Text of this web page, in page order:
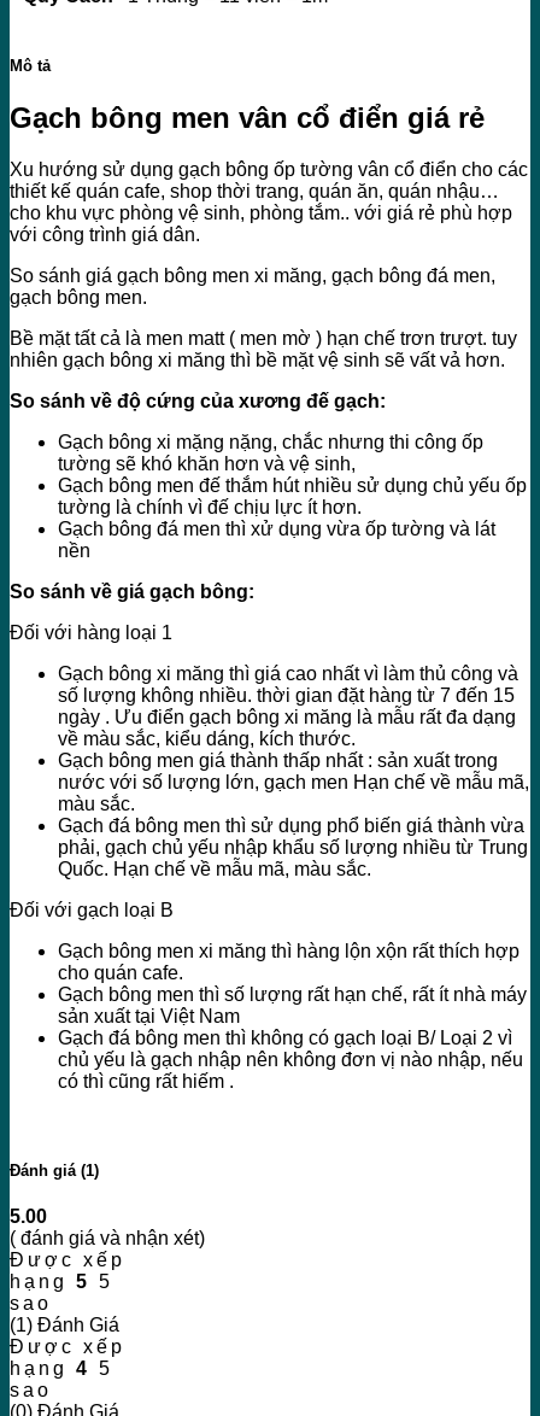
Mô tả
Gạch bông men vân cổ điển giá rẻ
Xu hướng sử dụng gạch bông ốp tường vân cổ điển cho các
thiết kế quán cafe, shop thời trang, quán ăn, quán nhậu…
cho khu vực phòng vệ sinh, phòng tắm.. với giá rẻ phù hợp
với công trình giá dân.
So sánh giá gạch bông men xi măng, gạch bông đá men,
gạch bông men.
Bề mặt tất cả là men matt ( men mờ ) hạn chế trơn trượt. tuy
nhiên gạch bông xi măng thì bề mặt vệ sinh sẽ vất vả hơn.
So sánh về độ cứng của xương đế gạch:
Gạch bông xi mặng nặng, chắc nhưng thi công ốp
tường sẽ khó khăn hơn và vệ sinh,
Gạch bông men đế thắm hút nhiều sử dụng chủ yếu ốp
tường là chính vì đế chịu lực ít hơn.
Gạch bông đá men thì xử dụng vừa ốp tường và lát
nền
So sánh về giá gạch bông:
Đối với hàng loại 1
Gạch bông xi măng thì giá cao nhất vì làm thủ công và
số lượng không nhiều. thời gian đặt hàng từ 7 đến 15
ngày . Ưu điển gạch bông xi măng là mẫu rất đa dạng
về màu sắc, kiểu dáng, kích thước.
Gạch bông men giá thành thấp nhất : sản xuất trong
nước với số lượng lớn, gạch men Hạn chế về mẫu mã,
màu sắc.
Gạch đá bông men thì sử dụng phổ biến giá thành vừa
phải, gạch chủ yếu nhập khẩu số lượng nhiều từ Trung
Quốc. Hạn chế về mẫu mã, màu sắc.
Đối với gạch loại B
Gạch bông men xi măng thì hàng lộn xộn rất thích hợp
cho quán cafe.
Gạch bông men thì số lượng rất hạn chế, rất ít nhà máy
sản xuất tại Việt Nam
Gạch đá bông men thì không có gạch loại B/ Loại 2 vì
chủ yếu là gạch nhập nên không đơn vị nào nhập, nếu
có thì cũng rất hiếm .
Đánh giá (1)
5.00
( đánh giá và nhận xét)
Được xếp
hạng 5 5
sao
(1) Đánh Giá
Được xếp
hạng 4 5
sao
(0) Đánh Giá